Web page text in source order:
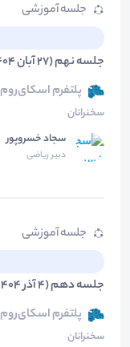
جلسه آموزشی
جلسه نهم (27 آبان 1404)
پلتفرم اسکای‌روم
سخنرانان
سجاد خسروپور
دبیر ریاضی
جلسه آموزشی
جلسه دهم (4 آذر 1404)
پلتفرم اسکای‌روم
سخنرانان